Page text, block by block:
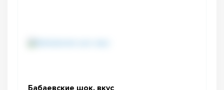
Бабаевские шок. вкус